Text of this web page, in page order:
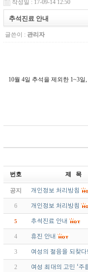
작성일 : 17-09-14 12:50
추석진료 안내
글쓴이 : 관리자
10월 4일 추석을 제외한 1~3
번호
제 목
공지 개인정보 처리방침
6 개인정보 처리방침
5 추석진료 안내
4 휴진 안내
3 여성의 젊음을 되찾
2 여성 최대의 고민 ‘주